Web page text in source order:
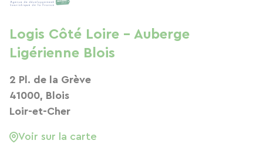
Logis Côté Loire - Auberge
Ligérienne Blois
2 Pl. de la Grève
41000, Blois
Loir-et-Cher
Voir sur la carte